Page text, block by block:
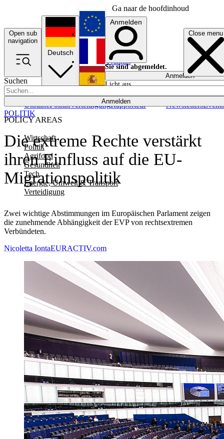
Ga naar de hoofdinhoud
Open sub
navigation
Close menu
Suchen
Anmelden
POLICY AREAS
Wirtschaft
Politik
Agrifood
Gesundheit
Tech
Energie, Umwelt & Transport
Verteidigung
UkrainePolitikVerteidigungRapporteur NewslettersEvents
Deutsch
English
Français
Anmelden
Sie sind abgemeldet.
Anmelden
Licht aus
Die extreme Rechte verstärkt
ihren Einfluss auf die EU-
Migrationspolitik
Zwei wichtige Abstimmungen im Europäischen Parlament zeigen
die zunehmende Abhängigkeit der EVP von rechtsextremen
Verbündeten.
POLITIK
Nicoletta IontaEURACTIV.com